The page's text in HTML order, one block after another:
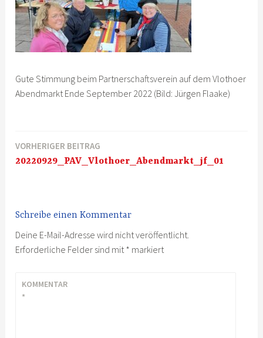
Gute Stimmung beim Partnerschaftsverein auf dem Vlothoer
Abendmarkt Ende September 2022 (Bild: Jürgen Flaake)
Beitragsnavigation
VORHERIGER BEITRAG
20220929_PAV_Vlothoer_Abendmarkt_jf_01
Schreibe einen Kommentar
Deine E-Mail-Adresse wird nicht veröffentlicht.
Erforderliche Felder sind mit* markiert
KOMMENTAR
*